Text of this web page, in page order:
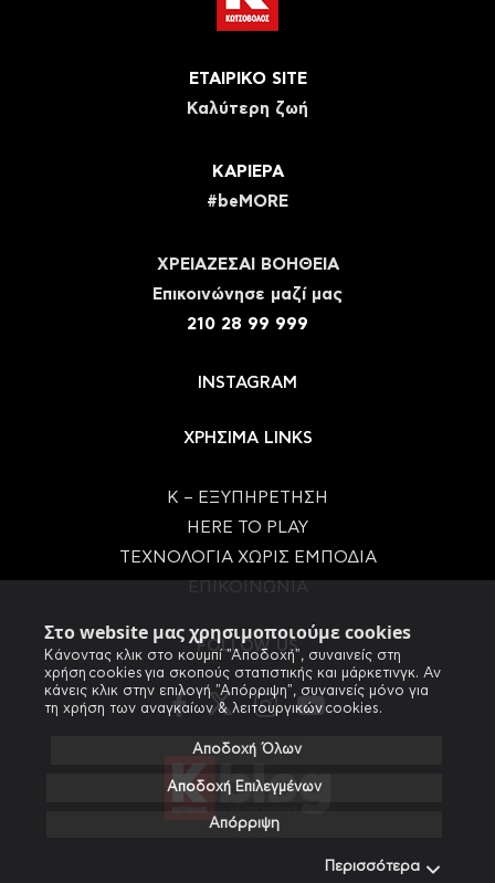
Στο website μας χρησιμοποιούμε cookies
Κάνοντας κλικ στο κουμπί "Αποδοχή", συναινείς στη
χρήση cookies για σκοπούς στατιστικής και μάρκετινγκ. Αν
κάνεις κλικ στην επιλογή "Απόρριψη", συναινείς μόνο για
τη χρήση των αναγκαίων & λειτουργικών cookies.
Αποδοχή Όλων
Αποδοχή Επιλεγμένων
Απόρριψη
Περισσότερα
ΕΤΑΙΡΙΚΟ SITE
Καλύτερη ζωή
ΚΑΡΙΕΡΑ
#beMORE
ΧΡΕΙΑΖΕΣΑΙ ΒΟΗΘΕΙΑ
Eπικοινώνησε μαζί μας
210 28 99 999
INSTAGRAM
ΧΡΗΣΙΜΑ LINKS
Κ – ΕΞΥΠΗΡΕΤΗΣΗ
HERE TO PLAY
ΤΕΧΝΟΛΟΓΙΑ ΧΩΡΙΣ ΕΜΠΟΔΙΑ
FOLLOW US